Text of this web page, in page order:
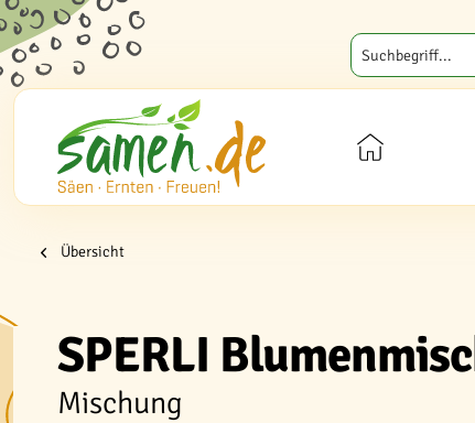
Übersicht
SPERLI
Mischung